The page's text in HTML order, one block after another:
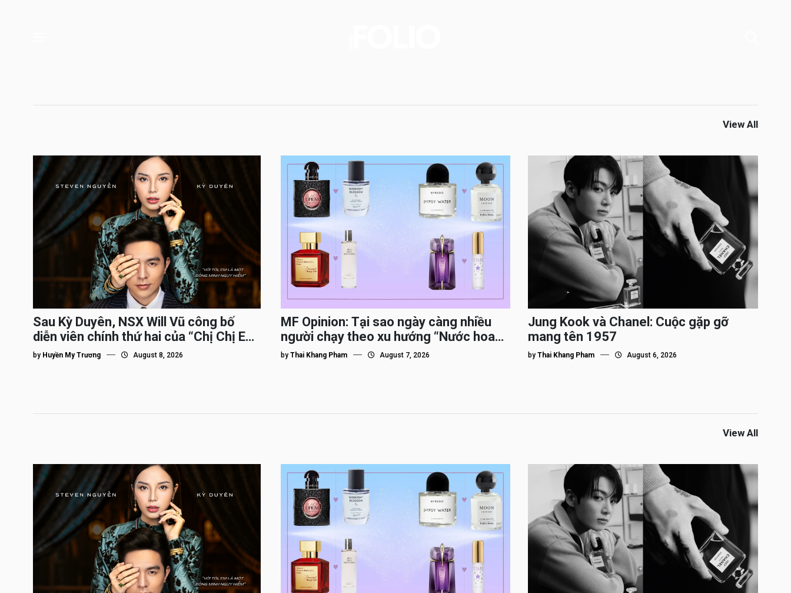
View All
Sau Kỳ Duyên, NSX Will Vũ công bố
diễn viên chính thứ hai của “Chị Chị Em
Em 3″
by Huyền My Trương August 8, 2026
MF Opinion: Tại sao ngày càng nhiều
người chạy theo xu hướng “Nước hoa
Dupe”?
by Thai Khang Pham August 7, 2026
Jung Kook và Chanel: Cuộc gặp gỡ
mang tên 1957
byThai Khang Pham August 6, 2026
View All